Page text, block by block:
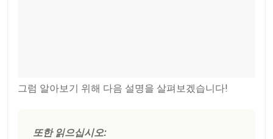
그럼 알아보기 위해 다음 설명을 살펴보겠습니다!
또한 읽으십시오: